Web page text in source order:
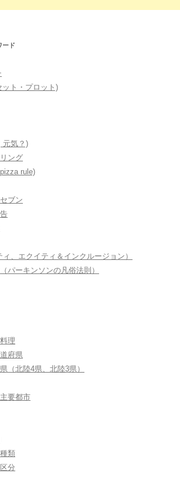
ード
ト・プロット)
元気？)
ング
rule)
ブン
、エクイティ＆インクルージョン）
パーキンソンの凡俗法則）
理
府県
（北陸4県、北陸3県）
要都市
類
分